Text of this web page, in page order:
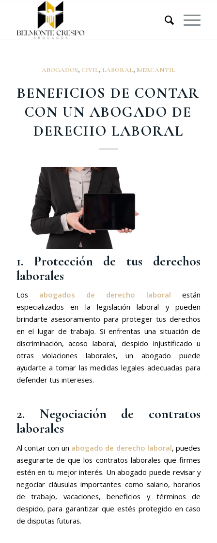
ABOGADOS, CIVIL, LABORAL, MERCANTIL
BENEFICIOS DE CONTAR
CON UN ABOGADO DE
DERECHO LABORAL
1. Protección de tus derechos
laborales
Los abogados de derecho laboral están
especializados en la legislación laboral y pueden
brindarte asesoramiento para proteger tus derechos
en el lugar de trabajo. Si enfrentas una situación de
discriminación, acoso laboral, despido injustificado u
otras violaciones laborales, un abogado puede
ayudarte a tomar las medidas legales adecuadas para
defender tus intereses.
2. Negociación de contratos
laborales
Al contar con un abogado de derecho laboral, puedes
asegurarte de que los contratos laborales que firmes
estén en tu mejor interés. Un abogado puede revisar y
negociar cláusulas importantes como salario, horarios
de trabajo, vacaciones, beneficios y términos de
despido, para garantizar que estés protegido en caso
de disputas futuras.